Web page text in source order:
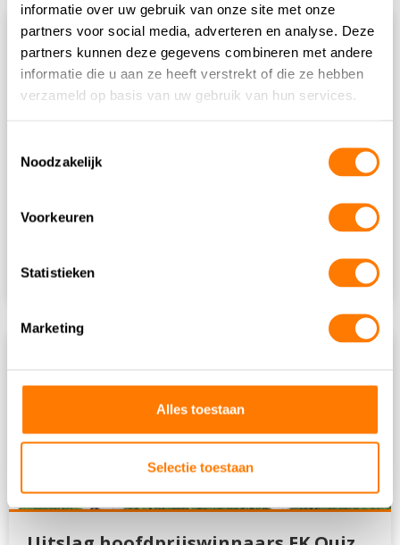
informatie over uw gebruik van onze site met onze
partners voor social media, adverteren en analyse. Deze
partners kunnen deze gegevens combineren met andere
informatie die u aan ze heeft verstrekt of die ze hebben
verzameld op basis van uw gebruik van hun services.
Noodzakelijk
Voorkeuren
Statistieken
Marketing
Alles toestaan
Selectie toestaan
Wij wensen je fijne feestdagen